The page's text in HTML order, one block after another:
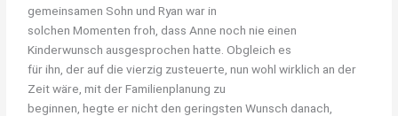
gemeinsamen Sohn und Ryan war in
solchen Momenten froh, dass Anne noch nie einen
Kinderwunsch ausgesprochen hatte. Obgleich es
für ihn, der auf die vierzig zusteuerte, nun wohl wirklich an der
Zeit wäre, mit der Familienplanung zu
beginnen, hegte er nicht den geringsten Wunsch danach,